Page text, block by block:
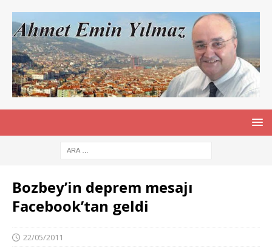
Bozbey’in deprem mesajı
Facebook’tan geldi
22/05/2011